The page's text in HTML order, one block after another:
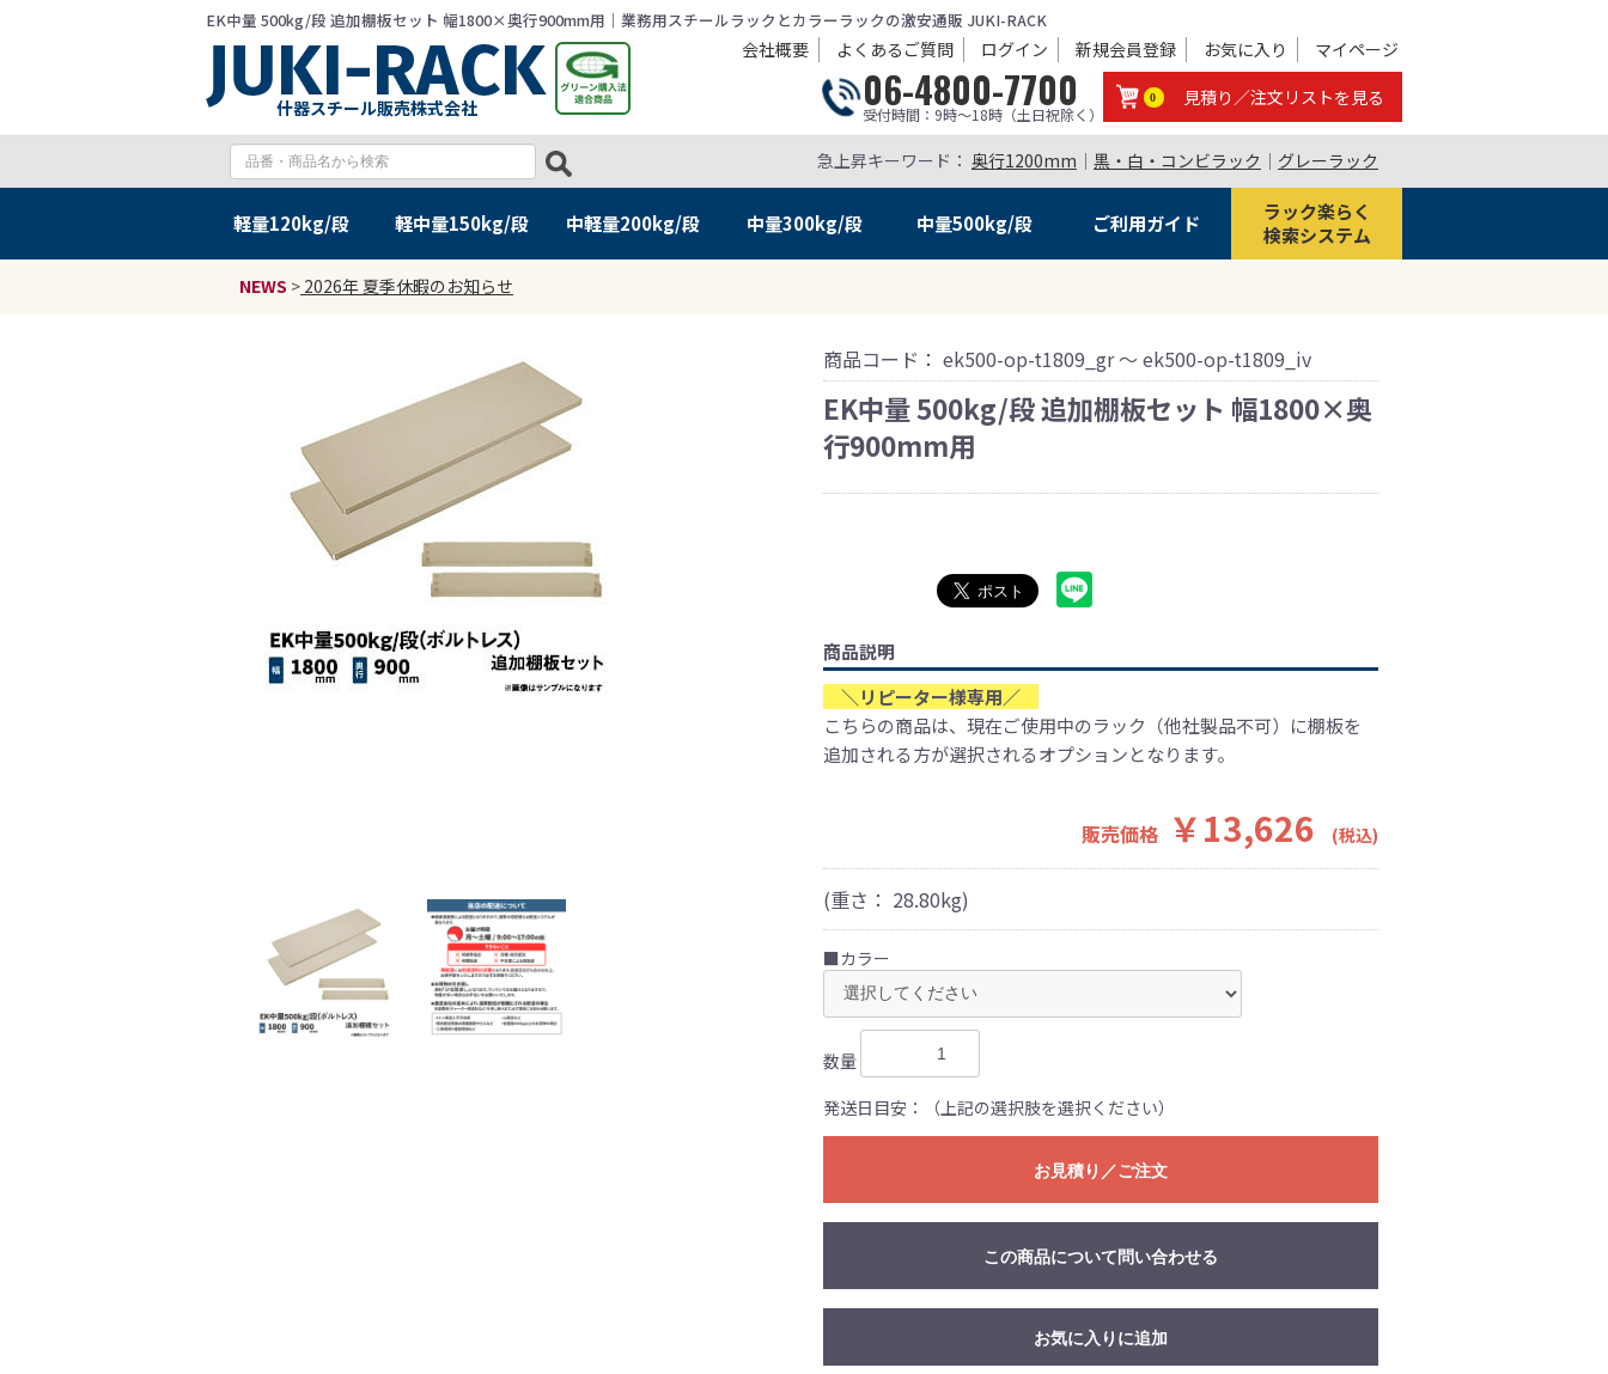
EK中量 500kg/段 追加棚板セット 幅1800×奥行900mm用｜業務用スチールラックとカラーラックの激安通販 JUKI-RACK
什器スチール販売株式会社
会社概要 よくあるご質問 ログイン 新規会員登録 お気に入り マイページ
06-4800-7700
受付時間：9時～18時（土日祝除く）
0 見積り／注文リストを見る
急上昇キーワード： 奥行1200mm ｜ 黒・白・コンビラック ｜ グレーラック
軽量120kg/段 軽中量150kg/段 中軽量200kg/段 中量300kg/段 中量500kg/段 ご利用ガイド
ラック楽らく
検索システム
NEWS > 2026年 夏季休暇のお知らせ
商品コード： ek500-op-t1809_gr ～ ek500-op-t1809_iv
EK中量 500kg/段 追加棚板セット 幅1800×奥
行900mm用
商品説明
＼リピーター様専用／
こちらの商品は、現在ご使用中のラック（他社製品不可）に棚板を
追加される方が選択されるオプションとなります。
販売価格 ￥13,626 (税込)
(重さ： 28.80kg)
■カラー
数量
発送日目安：（上記の選択肢を選択ください）
お見積り／ご注文
この商品について問い合わせる
お気に入りに追加